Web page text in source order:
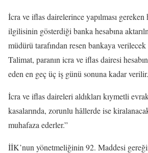
İcra ve iflas dairelerince yapılması
ilgilisinin gösterdiği banka hesabına
müdürü tarafından resen bankaya verilecek
Talimat, paranın icra ve iflas dairesi
eden en geç üç iş günü sonuna kadar verilir.
İcra ve iflas daireleri aldıkları kıymetli
kasalarında, zorunlu hâllerde ise
muhafaza ederler.”
İİK’nun yönetmeliğinin 92. Maddesi